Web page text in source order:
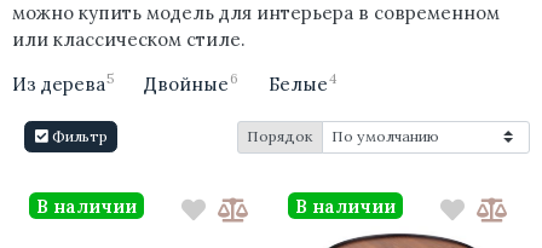
можно купить модель для интерьера в современном
или классическом стиле.
Из дерева5 Двойные 6 Белые4
Фильтр Порядок
В наличии В наличии